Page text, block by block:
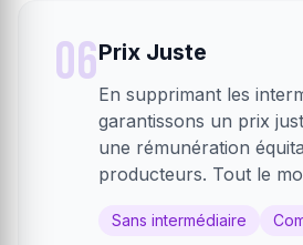
06Prix Juste
En supprimant les
garantissons un prix
une rémunération
producteurs. Tout le
Sans intermédiaire